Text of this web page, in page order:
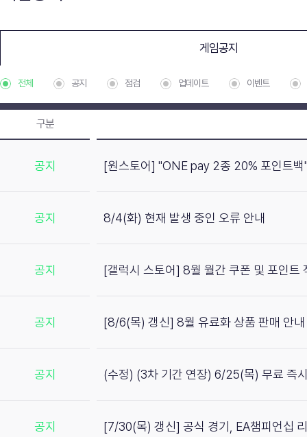
게임공지
전체 공지 점검 업데이트 이벤트
구분
공지 [원스토어] "ONE pay 2종 20% 포인트백
공지 8/4(화) 현재 발생 중인 오류 안내
공지 [갤럭시 스토어] 8월 월간 쿠폰 및 포인트
공지 [8/6(목) 갱신] 8월 유료화 상품 판매 안내
공지 (수정) (3차 기간 연장) 6/25(목) 무료 즉
공지 [7/30(목) 갱신] 공식 경기, EA챔피언십